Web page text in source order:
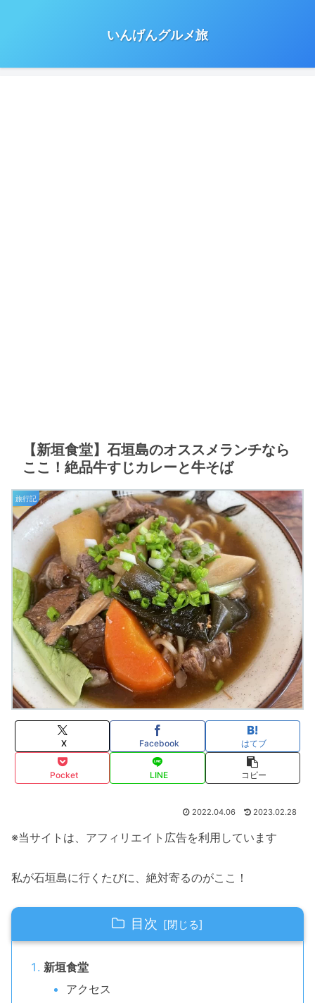
いんげんグルメ旅
【新垣食堂】石垣島のオススメランチなら
ここ！絶品牛すじカレーと牛そば
旅行記
X Facebook はてブ
Pocket LINE コピー
2022.04.06 2023.02.28
※当サイトは、アフィリエイト広告を利用しています
私が石垣島に行くたびに、絶対寄るのがここ！
目次
新垣食堂
アクセス